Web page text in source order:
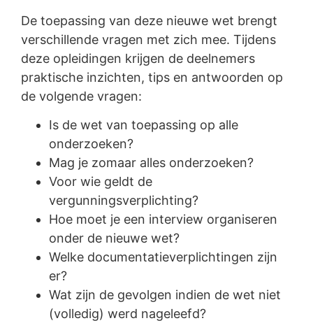
De toepassing van deze nieuwe wet brengt
verschillende vragen met zich mee. Tijdens
deze opleidingen krijgen de deelnemers
praktische inzichten, tips en antwoorden op
de volgende vragen:
Is de wet van toepassing op alle
onderzoeken?
Mag je zomaar alles onderzoeken?
Voor wie geldt de
vergunningsverplichting?
Hoe moet je een interview organiseren
onder de nieuwe wet?
Welke documentatieverplichtingen zijn
er?
Wat zijn de gevolgen indien de wet niet
(volledig) werd nageleefd?